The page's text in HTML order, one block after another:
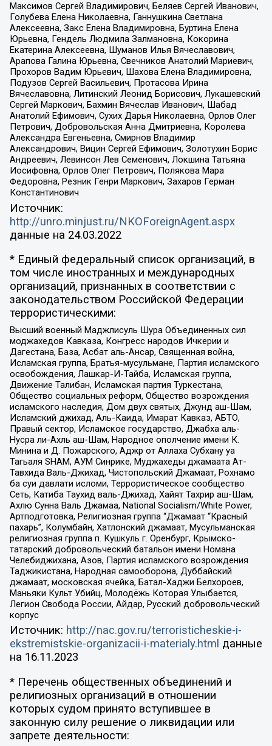
Максимов Сергей Владимирович, Беляев Сергей Иванович,
Голубева Елена Николаевна, Ганнушкина Светлана
Алексеевна, Закс Елена Владимировна, Буртина Елена
Юрьевна, Гендель Людмила Залмановна, Кокорина
Екатерина Алексеевна, Шуманов Илья Вячеславович,
Арапова Галина Юрьевна, Свечников Анатолий Мариевич,
Прохоров Вадим Юрьевич, Шахова Елена Владимировна,
Подузов Сергей Васильевич, Протасова Ирина
Вячеславовна, Литинский Леонид Борисович, Лукашевский
Сергей Маркович, Бахмин Вячеслав Иванович, Шабад
Анатолий Ефимович, Сухих Дарья Николаевна, Орлов Олег
Петрович, Добровольская Анна Дмитриевна, Королева
Александра Евгеньевна, Смирнов Владимир
Александрович, Вицин Сергей Ефимович, Золотухин Борис
Андреевич, Левинсон Лев Семенович, Локшина Татьяна
Иосифовна, Орлов Олег Петрович, Полякова Мара
Федоровна, Резник Генри Маркович, Захаров Герман
Константинович
Источник:
http://unro.minjust.ru/NKOForeignAgent.aspx
данные на 24.03.2022
* Единый федеральный список организаций, в
том числе иностранных и международных
организаций, признанных в соответствии с
законодательством Российской Федерации
террористическими:
Высший военный Маджлисуль Шура Объединенных сил
моджахедов Кавказа, Конгресс народов Ичкерии и
Дагестана, База, Асбат аль-Ансар, Священная война,
Исламская группа, Братья-мусульмане, Партия исламского
освобождения, Лашкар-И-Тайба, Исламская группа,
Движение Талибан, Исламская партия Туркестана,
Общество социальных реформ, Общество возрождения
исламского наследия, Дом двух святых, Джунд аш-Шам,
Исламский джихад, Аль-Каида, Имарат Кавказ, АБТО,
Правый сектор, Исламское государство, Джабха аль-
Нусра ли-Ахль аш-Шам, Народное ополчение имени К.
Минина и Д. Пожарского, Аджр от Аллаха Субхану уа
Тагьаля SHAM, АУМ Синрике, Муджахеды джамаата Ат-
Тавхида Валь-Джихад, Чистопольский Джамаат, Рохнамо
ба суи давлати исломи, Террористическое сообщество
Сеть, Катиба Таухид валь-Джихад, Хайят Тахрир аш-Шам,
Ахлю Сунна Валь Джамаа, National Socialism/White Power,
Артподготовка, Религиозная группа “Джамаат “Красный
пахарь”, Колумбайн, Хатлонский джамаат, Мусульманская
религиозная группа п. Кушкуль г. Оренбург, Крымско-
татарский добровольческий батальон имени Номана
Челебиджихана, Азов, Партия исламского возрождения
Таджикистана, Народная самооборона, Дуббайский
джамаат, московская ячейка, Батал-Хаджи Белхороев,
Маньяки Культ Убийц, Молодёжь Которая Улыбается,
Легион Свобода России, Айдар, Русский добровольческий
корпус
Источник: http://nac.gov.ru/terroristicheskie-i-
ekstremistskie-organizacii-i-materialy.html данные
на 16.11.2023
* Перечень общественных объединений и
религиозных организаций в отношении
которых судом принято вступившее в
законную силу решение о ликвидации или
запрете деятельности: